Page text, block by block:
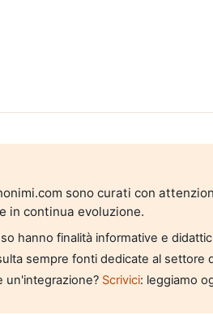
sono curati con
in continua evoluzione.
hanno finalità informative e
sempre fonti dedicate al settore
un'integrazione? Scrivici: leggiamo